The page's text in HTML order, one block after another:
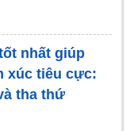
nhất giúp
xúc tiêu cực:
tha thứ